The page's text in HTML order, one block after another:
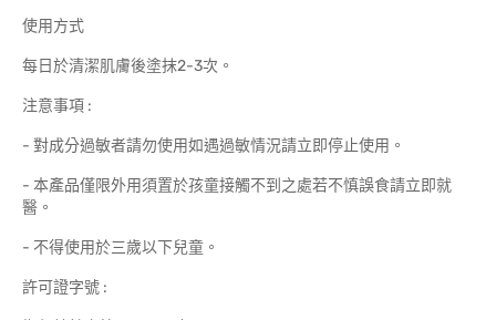
使用方式
每日於清潔肌膚後塗抹2-3次。
注意事項 :
- 對成分過敏者請勿使用如遇過敏情況請立即停止使用。
- 本產品僅限外用須置於孩童接觸不到之處若不慎誤食請立即就
醫。
- 不得使用於三歲以下兒童。
許可證字號 :